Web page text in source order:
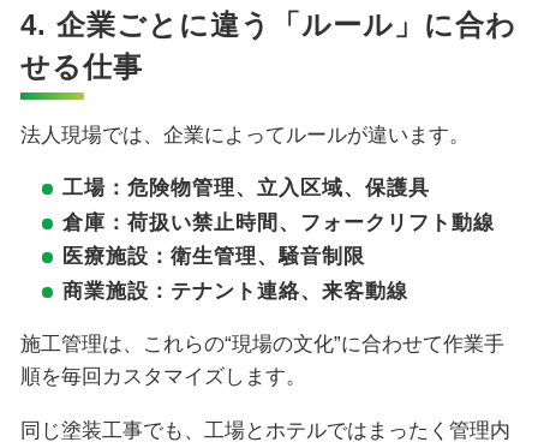
4. 企業ごとに違う「ルール」に合わ
せる仕事
法人現場では、企業によってルールが違います。
工場：危険物管理、立入区域、保護具
倉庫：荷扱い禁止時間、フォークリフト動線
医療施設：衛生管理、騒音制限
商業施設：テナント連絡、来客動線
施工管理は、これらの“現場の文化”に合わせて作業手
順を毎回カスタマイズします。
同じ塗装工事でも、工場とホテルではまったく管理内